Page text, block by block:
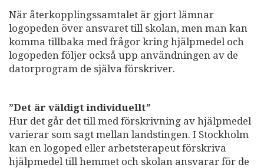
När återkopplingssamtalet är gjort lämnar
logopeden över ansvaret till skolan, men man kan
komma tillbaka med frågor kring hjälpmedel och
logopeden följer också upp användningen av de
datorprogram de själva förskriver.
”Det är väldigt individuellt”
Hur det går det till med förskrivning av hjälpmedel
varierar som sagt mellan landstingen. I Stockholm
kan en logoped eller arbetsterapeut förskriva
hjälpmedel till hemmet och skolan ansvarar för de